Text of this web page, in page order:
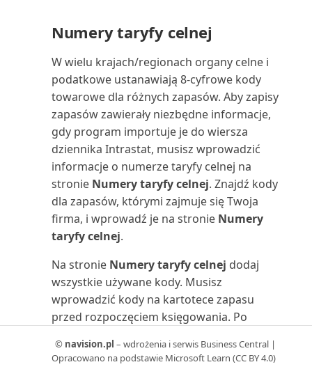
sald/Budżet (raport)
Zestawienie obrotów i
sald/poprzedni rok (raport)
Zestawienie rachunku kosztów
(raport)
Zestawienie rachunku kosztów
wg okresu (raport)
Zestawienie zysków
zatrzymanych (raport)
Zlec. prod.: Kalkulacja (raport)
Zlec. prod.: Szczegółowa
kalkulacja (raport)
Zlec. prod.: Wstępnie kalk. czas
(raport)
Numery taryfy celnej
W wielu krajach/regionach organy celne i
podatkowe ustanawiają 8-cyfrowe kody
towarowe dla różnych zapasów. Aby zapisy
zapasów zawierały niezbędne informacje,
gdy program importuje je do wiersza
dziennika Intrastat, musisz wprowadzić
informacje o numerze taryfy celnej na
stronie Numery taryfy celnej. Znajdź kody
dla zapasów, którymi zajmuje się Twoja
firma, i wprowadź je na stronie Numery
taryfy celnej.
Na stronie Numery taryfy celnej dodaj
wszystkie używane kody. Musisz
wprowadzić kody na kartotece zapasu
przed rozpoczęciem księgowania. Po
poluNr taryfy celnejna kartotece zapasu.
© navision.pl – wdrożenia i serwis Business Central |
Opracowano na podstawie Microsoft Learn (CC BY 4.0)